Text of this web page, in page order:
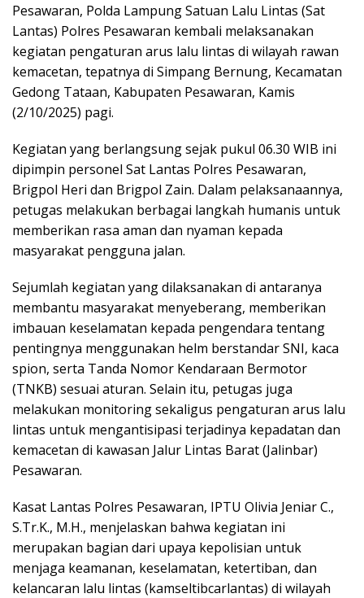
Pesawaran, Polda Lampung Satuan Lalu Lintas (Sat
Lantas) Polres Pesawaran kembali melaksanakan
kegiatan pengaturan arus lalu lintas di wilayah rawan
kemacetan, tepatnya di Simpang Bernung, Kecamatan
Gedong Tataan, Kabupaten Pesawaran, Kamis
(2/10/2025) pagi.
Kegiatan yang berlangsung sejak pukul 06.30 WIB ini
dipimpin personel Sat Lantas Polres Pesawaran,
Brigpol Heri dan Brigpol Zain. Dalam pelaksanaannya,
petugas melakukan berbagai langkah humanis untuk
memberikan rasa aman dan nyaman kepada
masyarakat pengguna jalan.
Sejumlah kegiatan yang dilaksanakan di antaranya
membantu masyarakat menyeberang, memberikan
imbauan keselamatan kepada pengendara tentang
pentingnya menggunakan helm berstandar SNI, kaca
spion, serta Tanda Nomor Kendaraan Bermotor
(TNKB) sesuai aturan. Selain itu, petugas juga
melakukan monitoring sekaligus pengaturan arus lalu
lintas untuk mengantisipasi terjadinya kepadatan dan
kemacetan di kawasan Jalur Lintas Barat (Jalinbar)
Pesawaran.
Kasat Lantas Polres Pesawaran, IPTU Olivia Jeniar C.,
S.Tr.K., M.H., menjelaskan bahwa kegiatan ini
merupakan bagian dari upaya kepolisian untuk
menjaga keamanan, keselamatan, ketertiban, dan
kelancaran lalu lintas (kamseltibcarlantas) di wilayah